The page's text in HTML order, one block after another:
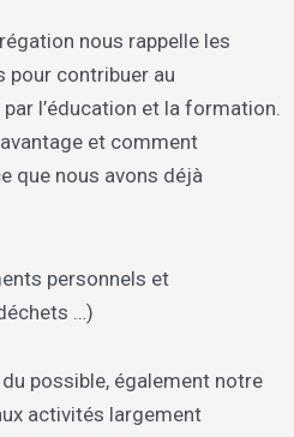
nous rappelle les
contribuer au
l’éducation et la formation.
et comment
que nous avons déjà
personnels et
…)
du possible, également notre
activités largement